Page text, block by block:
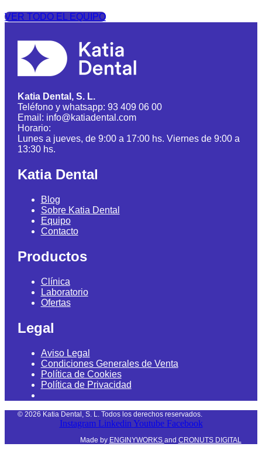
VER TODO EL EQUIPO
Katia Dental, S. L.
Teléfono y whatsapp: 93 409 06 00
Email: info@katiadental.com
Horario:
Lunes a jueves, de 9:00 a 17:00 hs. Viernes de 9:00 a
13:30 hs.
Katia Dental
Blog
Sobre Katia Dental
Equipo
Contacto
Productos
Clínica
Laboratorio
Ofertas
Legal
Aviso Legal
Condiciones Generales de Venta
Política de Cookies
Política de Privacidad
© 2026 Katia Dental, S. L. Todos los derechos reservados.
Instagram Linkedin Youtube Facebook
Made by ENGINYWORKS and CRONUTS DIGITAL